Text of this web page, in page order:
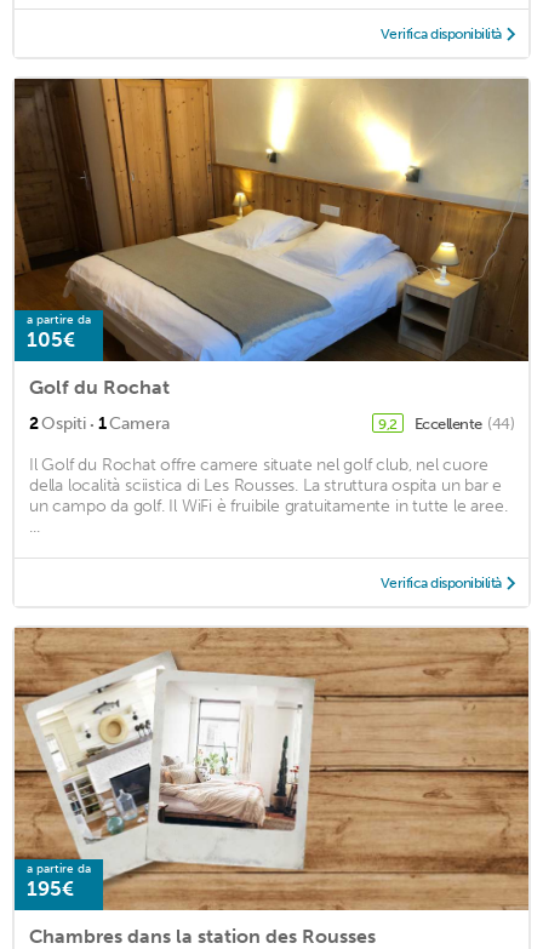
Verifica disponibilità
a partire da
105€
Golf du Rochat
2Ospiti · 1Camera 9,2 Eccellente (44)
Il Golf du Rochat offre camere situate nel golf club, nel cuore
della località sciistica di Les Rousses. La struttura ospita un bar e
un campo da golf. Il WiFi è fruibile gratuitamente in tutte le aree.
...
Verifica disponibilità
a partire da
195€
Chambres dans la station des Rousses